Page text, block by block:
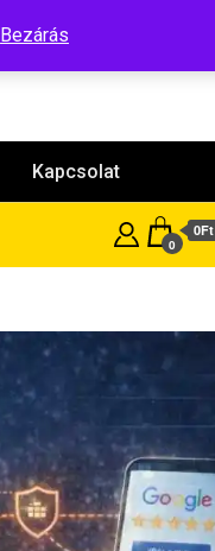
Bezárás
Kapcsolat
0
0Ft